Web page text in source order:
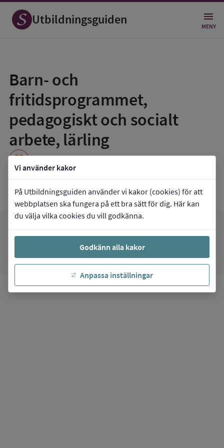
Vi använder kakor
På Utbildningsguiden använder vi kakor (cookies) för att
webbplatsen ska fungera på ett bra sätt för dig. Här kan
du välja vilka cookies du vill godkänna.
Godkänn alla kakor
Anpassa inställningar
Utbildningsguiden MENY
Barn- och
fritidsprogrammet,
pedagogiskt och socialt
arbete, lärling
favorite
som
favorit
Gå tillLuspengymnasietarrow_forward Mina favoriterfavorite